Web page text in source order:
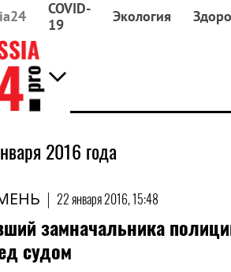
COVID-
19
Экология
2016 года
| 22 января 2016, 15:48
замначальника
судом